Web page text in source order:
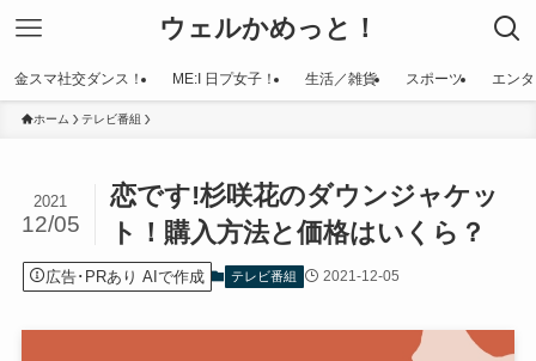
ウェルかめっと！
金スマ社交ダンス！ ME:I 日プ女子！ 生活／雑貨 スポーツ エン
ホーム テレビ番組
恋です!杉咲花のダウンジャケッ
ト！購入方法と価格はいくら？
2021
12/05
広告･PRあり AIで作成 テレビ番組 2021-12-05